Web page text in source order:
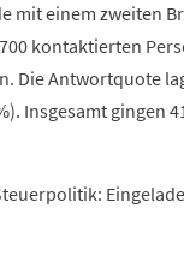
mit einem zweiten
kontaktierten
Die Antwortquote
Insgesamt gingen